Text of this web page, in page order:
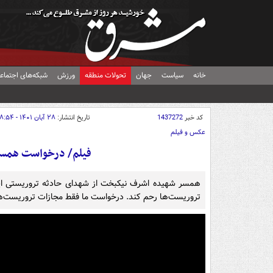
خانه سیاست جهان تحولات منطقه ورزش شبکه‌های
کد خبر1437272 تاریخ انتشار: ۲۸ آبان ۱۴۰۱ - ۰۸:۵۴
عکس و فیلم
فیلم/ درخواست
همسر شهیده اشرف نیکبخت از شهدای حادثه تروریستی
تروریست‌ها رحم کند. درخواست ما فقط مجازات